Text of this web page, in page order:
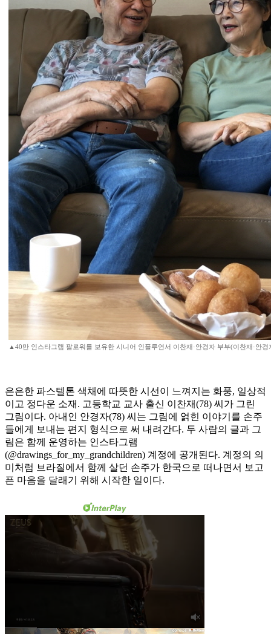
▲40만 인스타그램 팔로워를 보유한 시니어 인플루언서 이찬재·안경자 부부(이찬재·안경
은은한 파스텔톤 색채에 따뜻한 시선이 느껴지는 화풍, 일상적
이고 정다운 소재. 고등학교 교사 출신 이찬재(78) 씨가 그린
그림이다. 아내인 안경자(78) 씨는 그림에 얽힌 이야기를 손주
들에게 보내는 편지 형식으로 써 내려간다. 두 사람의 글과 그
림은 함께 운영하는 인스타그램
(@drawings_for_my_grandchildren) 계정에 공개된다. 계정의 의
미처럼 브라질에서 함께 살던 손주가 한국으로 떠나면서 보고
픈 마음을 달래기 위해 시작한 일이다.